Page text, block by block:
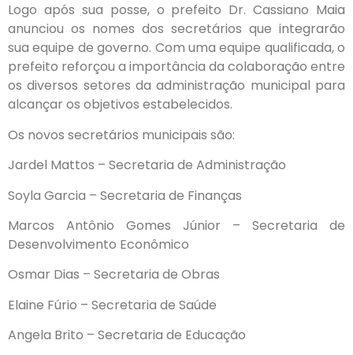
Logo após sua posse, o prefeito Dr. Cassiano Maia
anunciou os nomes dos secretários que integrarão
sua equipe de governo. Com uma equipe qualificada, o
prefeito reforçou a importância da colaboração entre
os diversos setores da administração municipal para
alcançar os objetivos estabelecidos.
Os novos secretários municipais são:
Jardel Mattos – Secretaria de Administração
Soyla Garcia – Secretaria de Finanças
Marcos Antônio Gomes Júnior – Secretaria de
Desenvolvimento Econômico
Osmar Dias – Secretaria de Obras
Elaine Fúrio – Secretaria de Saúde
Angela Brito – Secretaria de Educação